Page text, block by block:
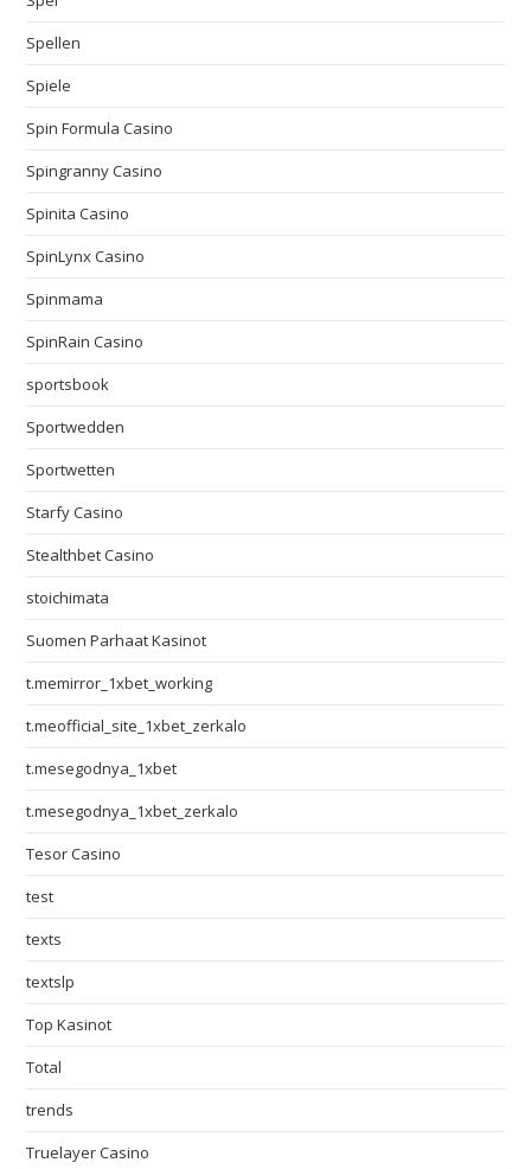
Spellen
Spiele
Spin Formula Casino
Spingranny Casino
Spinita Casino
SpinLynx Casino
Spinmama
SpinRain Casino
sportsbook
Sportwedden
Sportwetten
Starfy Casino
Stealthbet Casino
stoichimata
Suomen Parhaat Kasinot
t.memirror_1xbet_working
t.meofficial_site_1xbet_zerkalo
t.mesegodnya_1xbet
t.mesegodnya_1xbet_zerkalo
Tesor Casino
test
texts
textslp
Top Kasinot
Total
trends
Truelayer Casino